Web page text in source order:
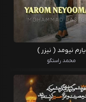
یارم نیومد ( نیزر )
محمد راستگو